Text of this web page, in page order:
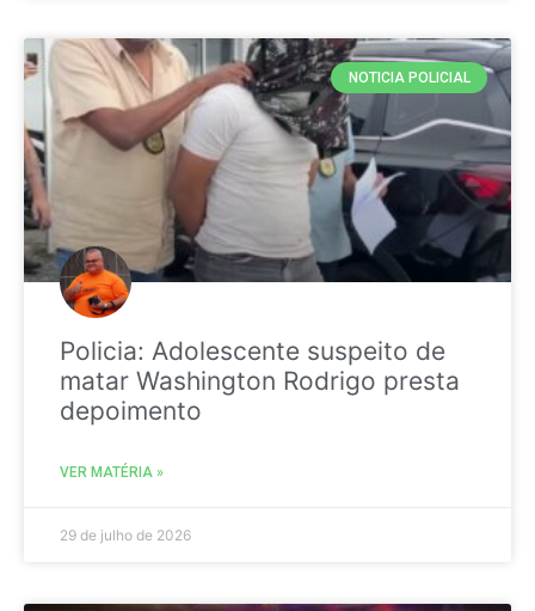
NOTICIA POLICIAL
Policia: Adolescente suspeito de
matar Washington Rodrigo presta
depoimento
VER MATÉRIA »
29 de julho de 2026